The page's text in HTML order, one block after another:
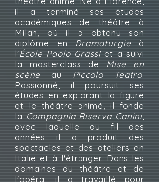
il a terminé ses études
académiques de théâtre à
Milan, où il a obtenu son
diplôme en Dramaturgie à
l'École Paolo Grassiet a suivi
la masterclass de Mise en
scène au Piccolo Teatro.
Passionné, il poursuit ses
études en explorant la figure
et le théâtre animé, il fonde
la Compagnia Riserva Canini,
avec laquelle au fil des
années il a produit des
spectacles et des ateliers en
Italie et à l'étranger. Dans les
domaines du théâtre et de
l'opéra, il a travaillé pour